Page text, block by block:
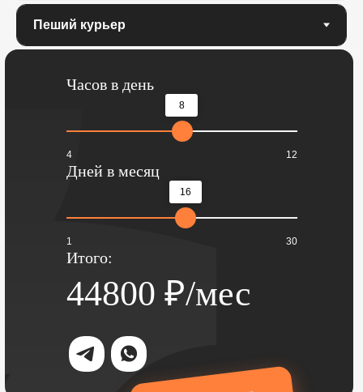
Часов в день
8
4 12
Дней в месяц
16
1 30
Итого:
44800 ₽/мес